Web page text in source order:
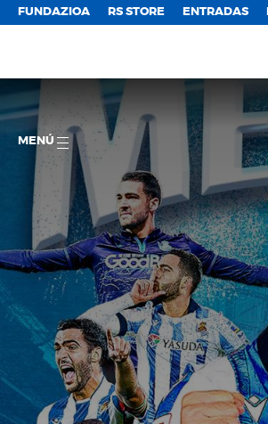
FUNDAZIOA RS STORE ENTRADAS
MENÚ